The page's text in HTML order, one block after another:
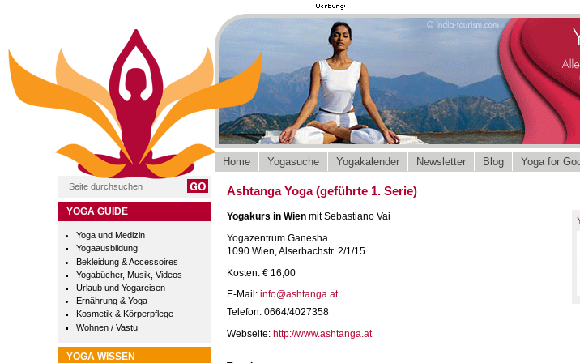
YOGA GUIDE
Yoga und Medizin
Yogaausbildung
Bekleidung & Accessoires
Yogabücher, Musik, Videos
Urlaub und Yogareisen
Ernährung & Yoga
Kosmetik & Körperpflege
Wohnen / Vastu
YOGA WISSEN
Home Yogasuche Yogakalender Newsletter Blog Yoga for
Ashtanga Yoga (geführte 1. Serie)
Yogakurs in Wien mit Sebastiano Vai
Yogazentrum Ganesha
1090 Wien, Alserbachstr. 2/1/15
Kosten: € 16,00
E-Mail: info@ashtanga.at
Telefon: 0664/4027358
Webseite: http://www.ashtanga.at